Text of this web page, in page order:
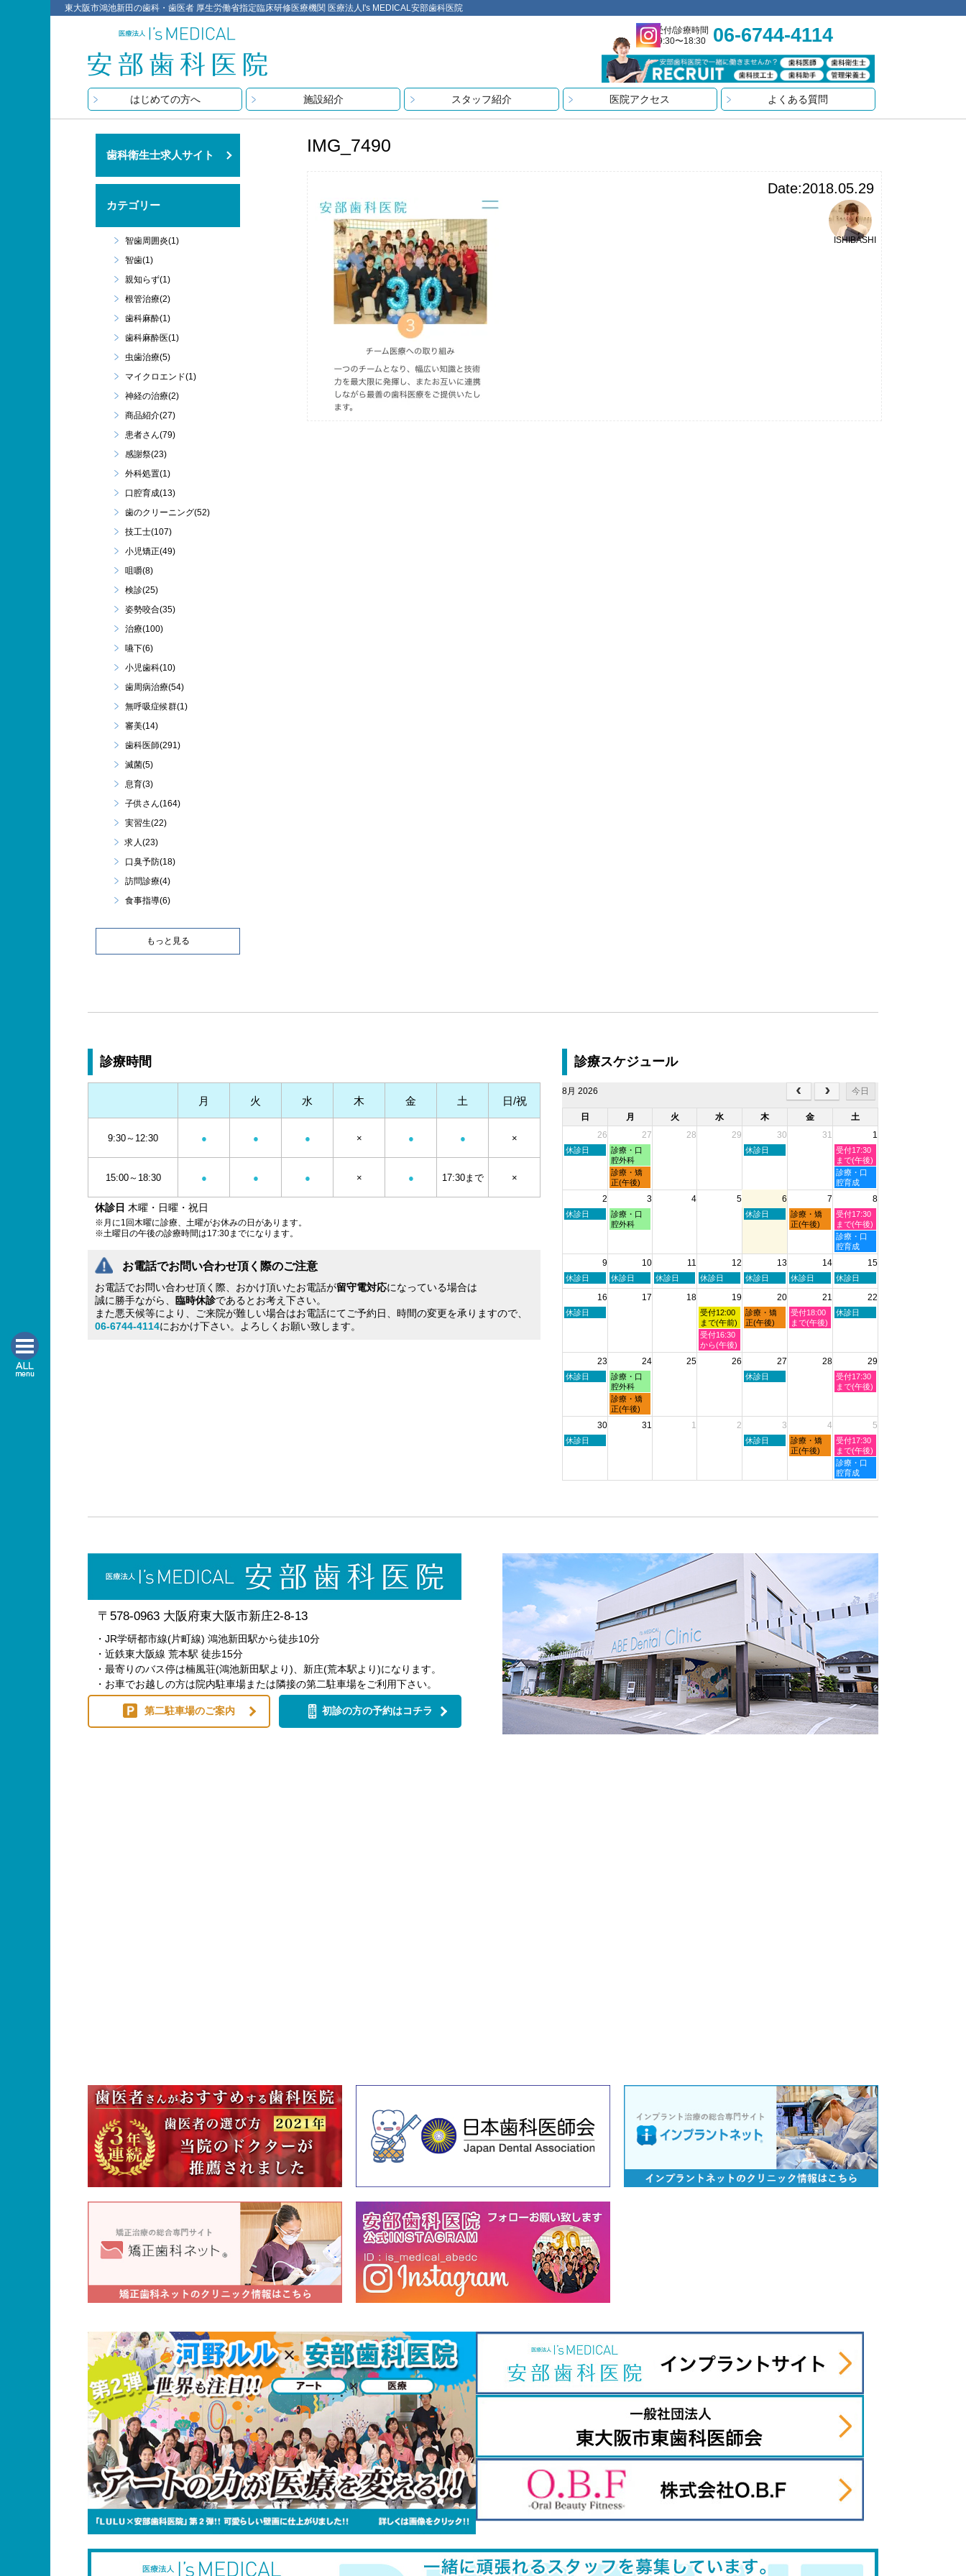
東大阪市鴻池新田の歯科・歯医者 厚生労働省指定臨床研修医療機関 医療法人I's MEDICAL安部歯科医院
受付/診療時間
9:30〜18:30
06-6744-4114
はじめての方へ 施設紹介 スタッフ紹介 医院アクセス よくある質問
IMG_7490
Date:2018.05.29
ISHIBASHI
歯科衛生士求人サイト
カテゴリー
智歯周囲炎(1)
智歯(1)
親知らず(1)
根管治療(2)
歯科麻酔(1)
歯科麻酔医(1)
虫歯治療(5)
マイクロエンド(1)
神経の治療(2)
商品紹介(27)
患者さん(79)
感謝祭(23)
外科処置(1)
口腔育成(13)
歯のクリーニング(52)
技工士(107)
小児矯正(49)
咀嚼(8)
検診(25)
姿勢咬合(35)
治療(100)
嚥下(6)
小児歯科(10)
歯周病治療(54)
無呼吸症候群(1)
審美(14)
歯科医師(291)
滅菌(5)
息育(3)
子供さん(164)
実習生(22)
求人(23)
口臭予防(18)
訪問診療(4)
食事指導(6)
もっと見る
診療時間
休診日 木曜・日曜・祝日
※月に1回木曜に診療、土曜がお休みの日があります。
※土曜日の午後の診療時間は17:30までになります。
月 火 水 木 金 土 日/祝
9:30～12:30 ● ● ● × ● ● ×
15:00～18:30 ● ● ● × ● 17:30まで ×
お電話でお問い合わせ頂く際のご注意
お電話でお問い合わせ頂く際、おかけ頂いたお電話が留守電対応になっている場合は
誠に勝手ながら、 臨時休診であるとお考え下さい。
また悪天候等により、ご来院が難しい場合はお電話にてご予約日、時間の変更を承りますので、
06-6744-4114におかけ下さい。よろしくお願い致します。
診療スケジュール
8月 2026 今日
日 月 火 水 木 金
土
26
27 28 29 30 31 1
日
月
2026
休診日
月
曜
日,
7
月
2026
診療・口
腔外科
木
月
2026
休診日
土
曜
日,
8
月
2026
受付17:30
まで(午後)
月
曜
日,
月
27th
2026
診療・矯
正(午後)
土
曜
日,
月
1st
2026
診療・口
腔育成
2 3 4 5 6 7 8
日
月
2026
休診日
月
曜
月
2026
診療・口
腔外科
木
月
2026
休診日
金
曜
月
2026
診療・矯
正(午後)
土
曜
日,
8
月
2026
受付17:30
まで(午後)
土
曜
日,
月
8th
診療・口
腔育成
9 10 11 12 13 14 15
日
曜
8
月
休診日
月
曜
休診日
火
曜
休診日
水
曜
8
月
12th
2026
休診日
木
曜
8
月
13th
休診日
金
曜
8
月
14th
休診日
土
曜
8
月
休診日
16 17 18 19 20 21 22
日
月
2026
休診日
水
曜
日,
8
月
受付12:00
まで(午前)
木
曜
月
2026
診療・矯
正(午後)
金
曜
月
受付18:00
まで(午後)
土
月
2026
休診日
水
曜
日,
受付16:30
から(午後)
23 24 25 26 27 28 29
日
月
2026
休診日
月
曜
日,
8
月
診療・口
腔外科
木
月
2026
休診日
土
曜
月
2026
受付17:30
まで(午後)
月
曜
日,
診療・矯
正(午後)
30 31 1 2 3 4 5
日
月
休診日
木
月
休診日
金
曜
月
診療・矯
正(午後)
土
曜
日,
9
月
受付17:30
まで(午後)
土
曜
日,
診療・口
腔育成
〒578-0963 大阪府東大阪市新庄2-8-13
・JR学研都市線(片町線) 鴻池新田駅から徒歩10分
・近鉄東大阪線 荒本駅 徒歩15分
・最寄りのバス停は楠風荘(鴻池新田駅より)、新庄(荒本駅より)になります。
・お車でお越しの方は院内駐車場または隣接の第二駐車場をご利用下さい。
第二駐車場のご案内 初診の方の予約はコチラ